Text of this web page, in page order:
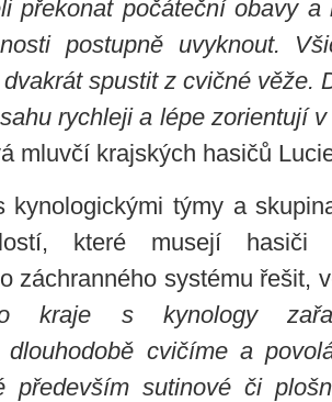
překonat počáteční obavy a
postupně uvyknout.
spustit z cvičné věže.
rychleji a lépe zorientují
mluvčí krajských hasičů
kynologickými týmy a
které musejí hasiči
záchranného systému řešit,
kraje s kynology
dlouhodobě cvičíme a
především sutinové či